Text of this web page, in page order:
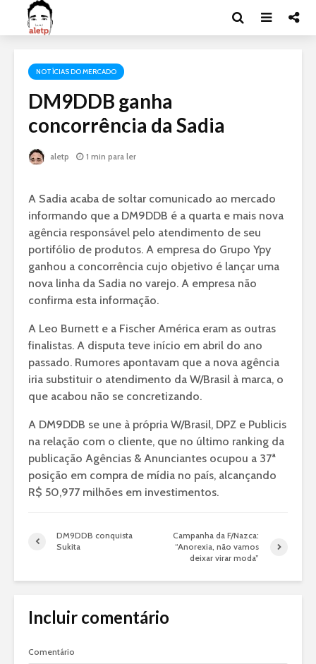
NOTÍCIAS DO MERCADO
DM9DDB ganha
concorrência da Sadia
aletp 1 min para ler
A Sadia acaba de soltar comunicado ao mercado
informando que a DM9DDB é a quarta e mais nova
agência responsável pelo atendimento de seu
portifólio de produtos. A empresa do Grupo Ypy
ganhou a concorrência cujo objetivo é lançar uma
nova linha da Sadia no varejo. A empresa não
confirma esta informação.
A Leo Burnett e a Fischer América eram as outras
finalistas. A disputa teve início em abril do ano
passado. Rumores apontavam que a nova agência
iria substituir o atendimento da W/Brasil à marca, o
que acabou não se concretizando.
A DM9DDB se une à própria W/Brasil, DPZ e Publicis
na relação com o cliente, que no último ranking da
publicação Agências & Anunciantes ocupou a 37ª
posição em compra de mídia no país, alcançando
R$ 50,977 milhões em investimentos.
DM9DDB conquista
Sukita
Campanha da F/Nazca:
“Anorexia, não vamos
deixar virar moda”
Incluir comentário
Comentário